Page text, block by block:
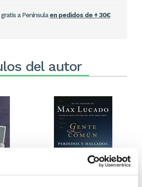
a Penínsulaen pedidos de + 30€
del autor